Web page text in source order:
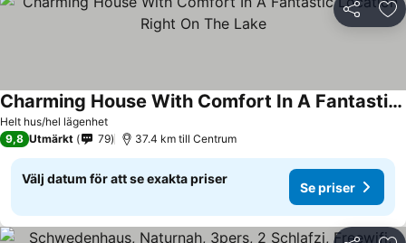
Dela
Helt hus/hel lägenhet
Charming House With Comfort In A Fantastic Location Right On The Lake
9,8 Utmärkt 79 37.4 km till Centrum
Välj datum för att se exakta priser
Se priser